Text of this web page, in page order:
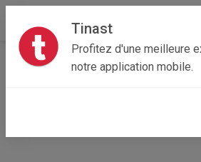
Tinast
Profitez d'une meilleure
notre application mobile.
Accueil Multimedia
Nouvelle-